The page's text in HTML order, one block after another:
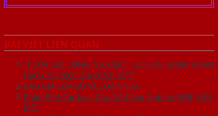
BÀI VIẾT LIÊN QUAN
【CỬA GỖ CÔNG NGHIỆP】SỰ LỰA CHỌN HOÀN
HẢO CHO MỌI GIA ĐÌNH VIỆT
BÁO GIÁ CỬA GỖ VÀ CỬA NHỰA
Phân Biệt Các Loại Cửa Gỗ Công Nghiệp MDF, HDF,
MFC